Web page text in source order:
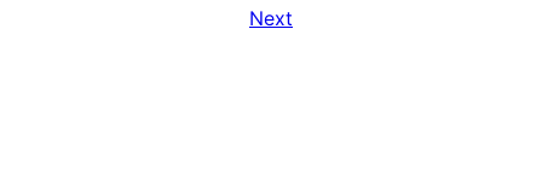
Next